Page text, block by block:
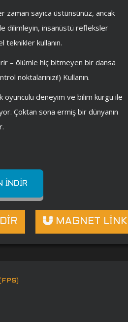
zaman sayıca üstünsünüz, ancak
dilimleyin, insanüstü refleksler
teknikler kullanın.
– ölümle hiç bitmeyen bir dansa
noktalarınızı!) Kullanın.
deneyim ve bilim kurgu ile
Çoktan sona ermiş bir dünyanın
İNDIR
MAGNET LİNK